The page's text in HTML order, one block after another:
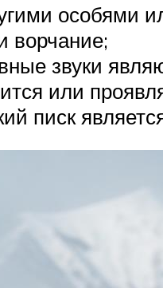
особями
ворчание;
звуки
или
писк